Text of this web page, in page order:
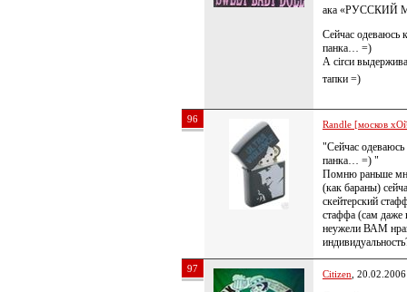
ака «РУССКИЙ
Сейчас одеваюсь
панка… =)
А circи
тапки =)
96 Randle [москов
"Сейчас
панка… =) "
Помню раньше
(как бараны)
скейтерский
стаффа (сам даже
неужели ВАМ
97 Citizen ,